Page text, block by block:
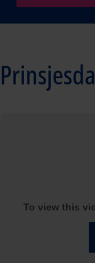
To view this